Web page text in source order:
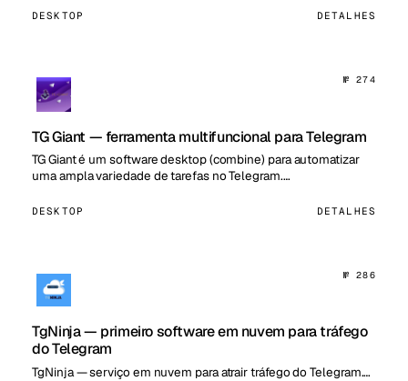
DESKTOP DETALHES
№ 274
TG Giant — ferramenta multifuncional para Telegram
TG Giant é um software desktop (combine) para automatizar
uma ampla variedade de tarefas no Telegram.…
DESKTOP DETALHES
№ 286
TgNinja — primeiro software em nuvem para tráfego
do Telegram
TgNinja — serviço em nuvem para atrair tráfego do Telegram.…